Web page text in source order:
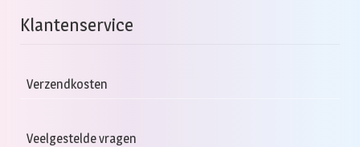
Klantenservice
Verzendkosten
Veelgestelde vragen